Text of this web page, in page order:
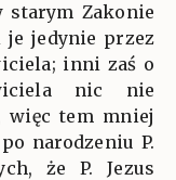
Zakonie
je jedynie przez
inni zaś o
nic nie
więc tem mniej
narodzeniu P.
że P. Jezus